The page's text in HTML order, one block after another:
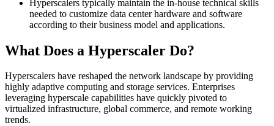
Hyperscalers typically maintain the in-house technical skills
needed to customize data center hardware and software
according to their business model and applications.
What Does a Hyperscaler Do?
Hyperscalers have reshaped the network landscape by providing
highly adaptive computing and storage services. Enterprises
leveraging hyperscale capabilities have quickly pivoted to
virtualized infrastructure, global commerce, and remote working
trends.